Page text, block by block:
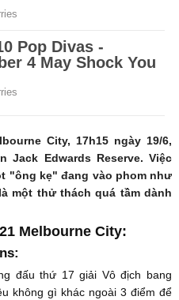
City, 17h15 ngày 19/6,
Jack Edwards Reserve. Việc
"ông kẹ" đang vào phom như
một thử thách quá tầm dành
Melbourne City:
đấu thứ 17 giải Vô địch bang
không gì khác ngoài 3 điểm để